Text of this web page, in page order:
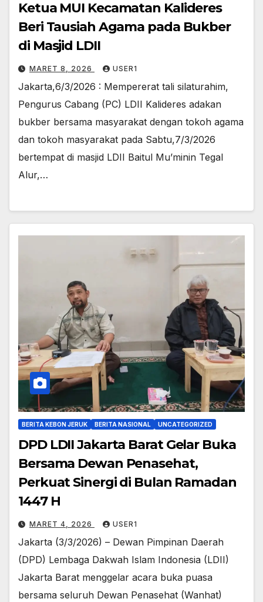
Ketua MUI Kecamatan Kalideres
Beri Tausiah Agama pada Bukber
di Masjid LDII
MARET 8, 2026 USER1
Jakarta,6/3/2026 : Mempererat tali silaturahim,
Pengurus Cabang (PC) LDII Kalideres adakan
bukber bersama masyarakat dengan tokoh agama
dan tokoh masyarakat pada Sabtu,7/3/2026
bertempat di masjid LDII Baitul Mu’minin Tegal
Alur,…
BERITA KEBON JERUK BERITA NASIONAL UNCATEGORIZED
DPD LDII Jakarta Barat Gelar Buka
Bersama Dewan Penasehat,
Perkuat Sinergi di Bulan Ramadan
1447 H
MARET 4, 2026 USER1
Jakarta (3/3/2026) – Dewan Pimpinan Daerah
(DPD) Lembaga Dakwah Islam Indonesia (LDII)
Jakarta Barat menggelar acara buka puasa
bersama seluruh Dewan Penasehat (Wanhat)